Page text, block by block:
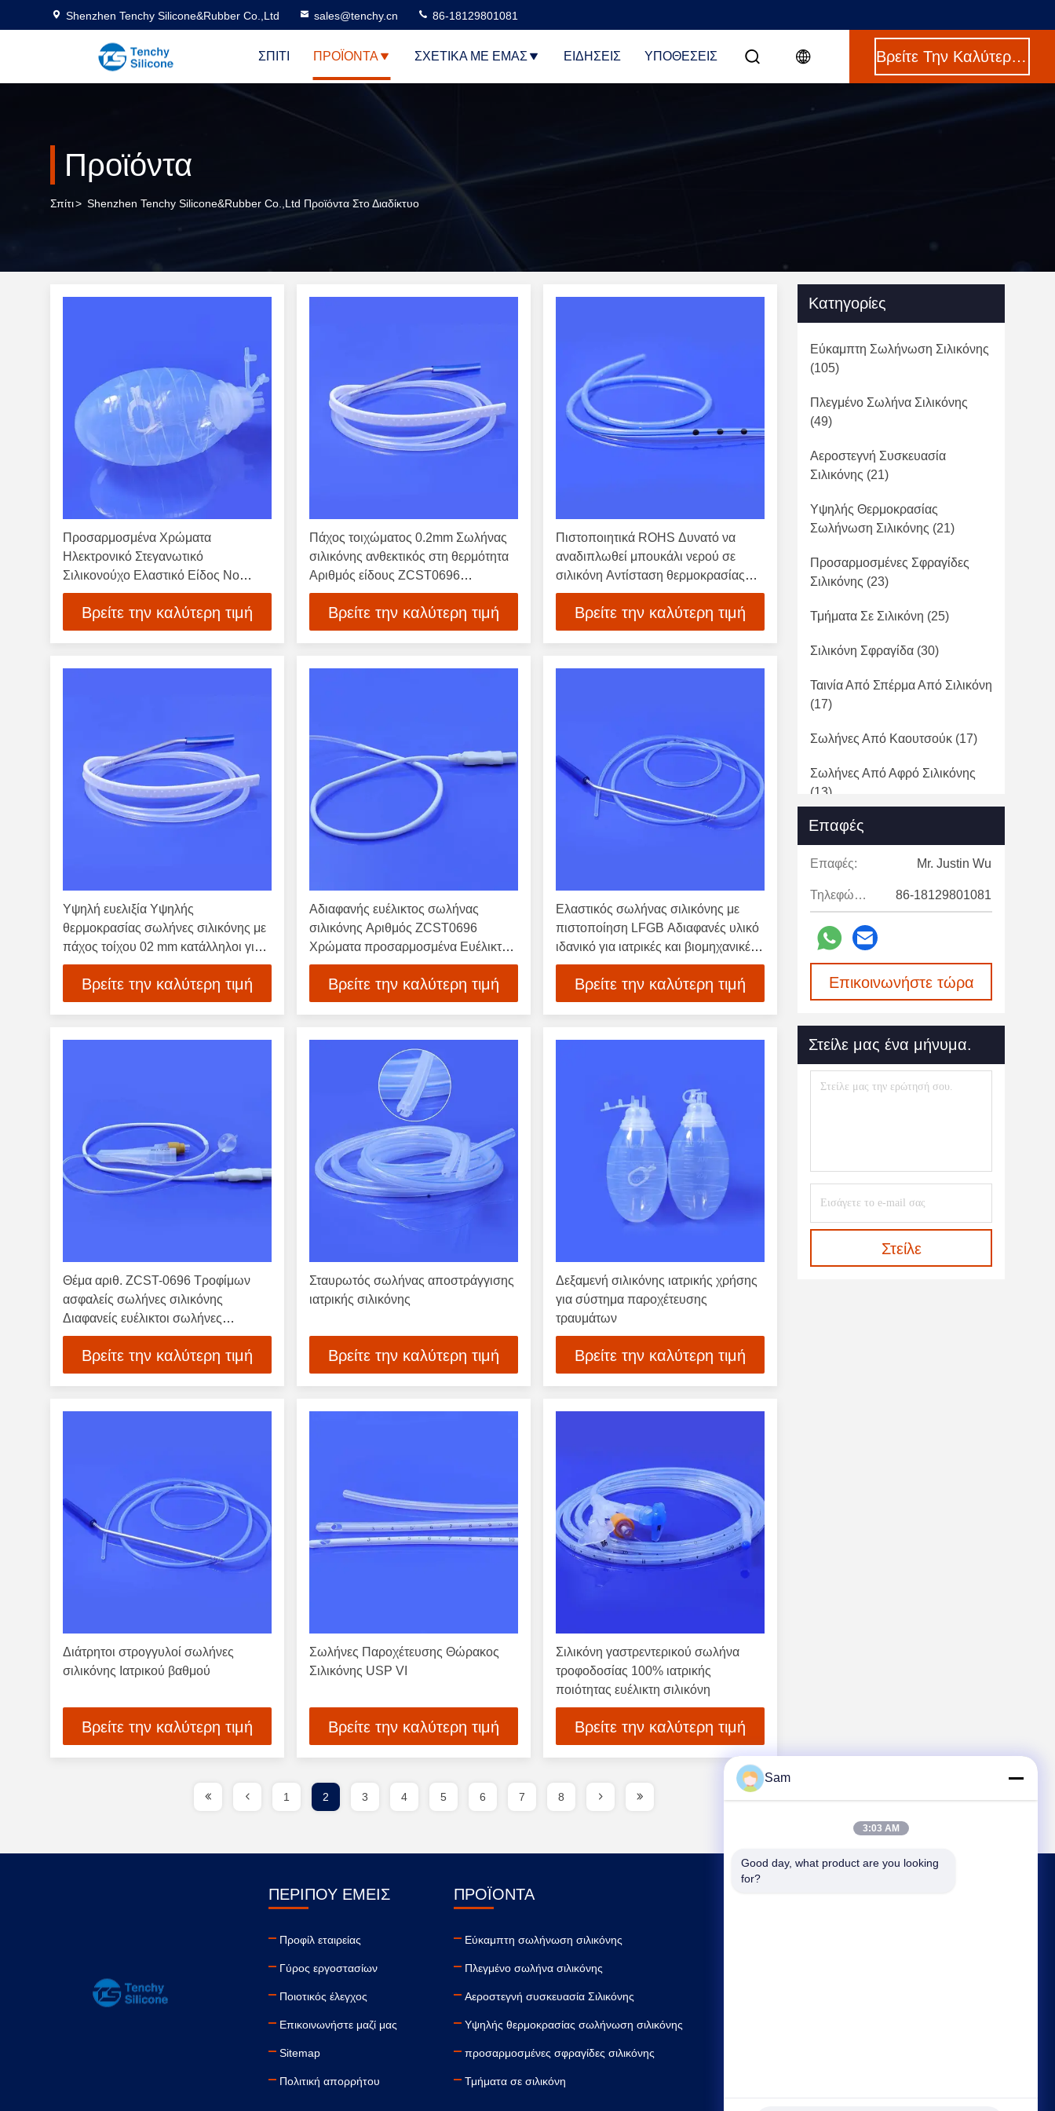
Shenzhen Tenchy Silicone&Rubber Co.,Ltd sales@tenchy.cn 86-18129801081
ΣΠΊΤΙ ΠΡΟΪΌΝΤΑ ΣΧΕΤΙΚΆ ΜΕ ΕΜΆΣ ΕΙΔΉΣΕΙΣ ΥΠΟΘΈΣΕΙΣ Βρείτε Την Καλύτερη Τιμή
Προϊόντα
Σπίτι> Shenzhen Tenchy Silicone&Rubber Co.,Ltd Προϊόντα Στο Διαδίκτυο
Προσαρμοσμένα Χρώματα
Ηλεκτρονικό Στεγανωτικό
Σιλικονούχο Ελαστικό Είδος Νο
ZCST0696 Υλικό για Ηλεκτρονική
Ενθυλάκωση και Περιβαλλοντική
Προστασία
Βρείτε την καλύτερη τιμή
Πάχος τοιχώματος 0.2mm Σωλήνας
σιλικόνης ανθεκτικός στη θερμότητα
Αριθμός είδους ZCST0696
Εύκαμπτος σωλήνας για μεταφορά
υγρών αυτοκινήτων και βιομηχανίας
Βρείτε την καλύτερη τιμή
Πιστοποιητικά ROHS Δυνατό να
αναδιπλωθεί μπουκάλι νερού σε
σιλικόνη Αντίσταση θερμοκρασίας
αρνητικό 40 έως 200 βαθμούς
Κελσίου Διαρροή Ασφαλής
αναδιπλώσιμο σχεδιασμό
Βρείτε την καλύτερη τιμή
Υψηλή ευελιξία Υψηλής
θερμοκρασίας σωλήνες σιλικόνης με
πάχος τοίχου 02 mm κατάλληλοι για
ιατρικές και τροφικές χρήσεις
Βρείτε την καλύτερη τιμή
Αδιαφανής ευέλικτος σωλήνας
σιλικόνης Αριθμός ZCST0696
Χρώματα προσαρμοσμένα Ευέλικτος
σωλήνας σιλικόνης Κατάλληλος για
σκληρά περιβάλλοντα
Βρείτε την καλύτερη τιμή
Ελαστικός σωλήνας σιλικόνης με
πιστοποίηση LFGB Αδιαφανές υλικό
ιδανικό για ιατρικές και βιομηχανικές
χρήσεις τροφίμων που παράγεται
από την Tenchy Silicone Rubber Co.
Βρείτε την καλύτερη τιμή
Θέμα αριθ. ZCST-0696 Τροφίμων
ασφαλείς σωλήνες σιλικόνης
Διαφανείς ευέλικτοι σωλήνες
σιλικόνης κατάλληλοι για τη
βιομηχανία τροφίμων και ποτών
Βρείτε την καλύτερη τιμή
Σταυρωτός σωλήνας αποστράγγισης
ιατρικής σιλικόνης
Βρείτε την καλύτερη τιμή
Δεξαμενή σιλικόνης ιατρικής χρήσης
για σύστημα παροχέτευσης
τραυμάτων
Βρείτε την καλύτερη τιμή
Διάτρητοι στρογγυλοί σωλήνες
σιλικόνης Ιατρικού βαθμού
Βρείτε την καλύτερη τιμή
Σωλήνες Παροχέτευσης Θώρακος
Σιλικόνης USP VI
Βρείτε την καλύτερη τιμή
Σιλικόνη γαστρεντερικού σωλήνα
τροφοδοσίας 100% ιατρικής
ποιότητας ευέλικτη σιλικόνη
Βρείτε την καλύτερη τιμή
Κατηγορίες
Εύκαμπτη Σωλήνωση Σιλικόνης
(105)
Πλεγμένο Σωλήνα Σιλικόνης
(49)
Αεροστεγνή Συσκευασία
Σιλικόνης (21)
Υψηλής Θερμοκρασίας
Σωλήνωση Σιλικόνης (21)
Προσαρμοσμένες Σφραγίδες
Σιλικόνης (23)
Τμήματα Σε Σιλικόνη (25)
Σιλικόνη Σφραγίδα (30)
Ταινία Από Σπέρμα Από Σιλικόνη
(17)
Σωλήνες Από Καουτσούκ (17)
Σωλήνες Από Αφρό Σιλικόνης
(13)
Λαστιχένιο Φύλλο Σιλικόνης
Στοπ Σιλικόνης Με Τρύπα(2)
Δαχτυλίδι Σιλικόνης Ο(18)
Σωλήνας Σιλικόνης
Επαφές
Επαφές: Mr. Justin Wu
Τηλεφώνημα: 86-18129801081
Επικοινωνήστε τώρα
Στείλε μας ένα μήνυμα.
Στείλε
1 2 3 4 5 6 7 8
ΠΕΡΊΠΟΥ ΕΜΕΊΣ
Προφίλ εταιρείας
Γύρος εργοστασίων
Ποιοτικός έλεγχος
Επικοινωνήστε μαζί μας
Sitemap
Πολιτική απορρήτου
ΠΡΟΪΌΝΤΑ
Εύκαμπτη σωλήνωση σιλικόνης
Πλεγμένο σωλήνα σιλικόνης
Αεροστεγνή συσκευασία Σιλικόνης
Υψηλής θερμοκρασίας σωλήνωση σιλικόνης
προσαρμοσμένες σφραγίδες σιλικόνης
Τμήματα σε σιλικόνη
Sam
3:03 AM
Good day, what product are you looking
for?